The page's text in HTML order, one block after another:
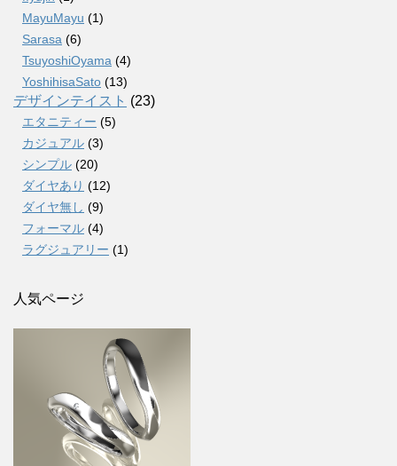
MayuMayu (1)
Sarasa (6)
TsuyoshiOyama (4)
YoshihisaSato (13)
デザインテイスト (23)
エタニティー (5)
カジュアル (3)
シンプル (20)
ダイヤあり (12)
ダイヤ無し (9)
フォーマル (4)
ラグジュアリー (1)
人気ページ